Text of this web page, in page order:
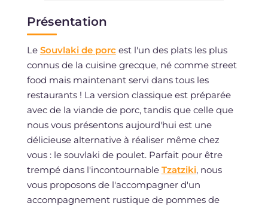
Présentation
Le Souvlaki de porc est l'un des plats les plus
connus de la cuisine grecque, né comme street
food mais maintenant servi dans tous les
restaurants ! La version classique est préparée
avec de la viande de porc, tandis que celle que
nous vous présentons aujourd'hui est une
délicieuse alternative à réaliser même chez
vous : le souvlaki de poulet. Parfait pour être
trempé dans l'incontournable Tzatziki, nous
vous proposons de l'accompagner d'un
accompagnement rustique de pommes de